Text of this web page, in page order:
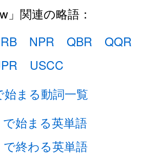
」関連の略語：
NPR QBR
QQR
USCC
始まる動詞一覧
で始まる英単語
で終わる英単語